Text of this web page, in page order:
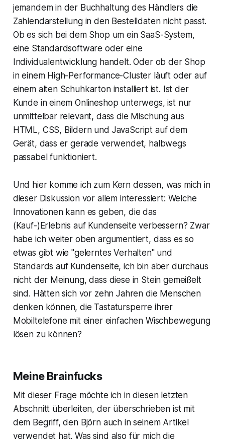
jemandem in der Buchhaltung des Händlers die
Zahlendarstellung in den Bestelldaten nicht passt.
Ob es sich bei dem Shop um ein SaaS-System,
eine Standardsoftware oder eine
Individualentwicklung handelt. Oder ob der Shop
in einem High-Performance-Cluster läuft oder auf
einem alten Schuhkarton installiert ist. Ist der
Kunde in einem Onlineshop unterwegs, ist nur
unmittelbar relevant, dass die Mischung aus
HTML, CSS, Bildern und JavaScript auf dem
Gerät, dass er gerade verwendet, halbwegs
passabel funktioniert.
Und hier komme ich zum Kern dessen, was mich in
dieser Diskussion vor allem interessiert: Welche
Innovationen kann es geben, die das
(Kauf-)Erlebnis auf Kundenseite verbessern? Zwar
habe ich weiter oben argumentiert, dass es so
etwas gibt wie "gelerntes Verhalten" und
Standards auf Kundenseite, ich bin aber durchaus
nicht der Meinung, dass diese in Stein gemeißelt
sind. Hätten sich vor zehn Jahren die Menschen
denken können, die Tastatursperre ihrer
Mobiltelefone mit einer einfachen Wischbewegung
lösen zu können?
Meine Brainfucks
Mit dieser Frage möchte ich in diesen letzten
Abschnitt überleiten, der überschrieben ist mit
dem Begriff, den Björn auch in seinem Artikel
verwendet hat. Was sind also für mich die